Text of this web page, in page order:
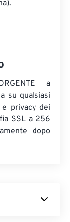
a
su qualsiasi
e privacy dei
SSL a 256
dopo